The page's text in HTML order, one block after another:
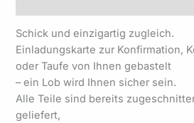
Schick und einzigartig zugleich.
Einladungskarte zur Konfirmation,
oder Taufe von Ihnen gebastelt
– ein Lob wird Ihnen sicher sein.
Alle Teile sind bereits
geliefert,